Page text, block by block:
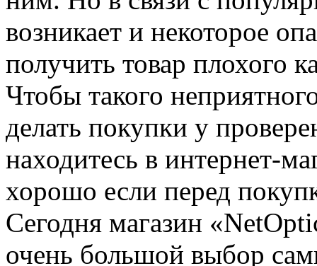
возникает и некоторое
получить товар плохого
Чтобы такого
делать покупки у
находитесь в интернет-
хорошо если перед
Сегодня магазин
очень большой выбор